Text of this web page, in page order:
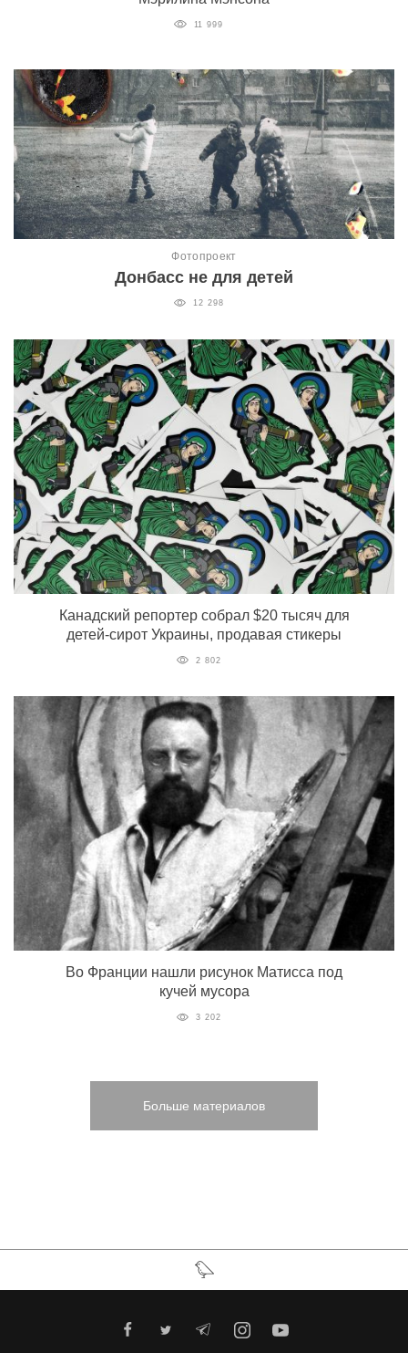
11 999
Фотопроект
Донбасс не для детей
12 298
Канадский репортер собрал $20 тысяч для
детей-сирот Украины, продавая стикеры
2 802
Во Франции нашли рисунок Матисса под
кучей мусора
3 202
Больше материалов